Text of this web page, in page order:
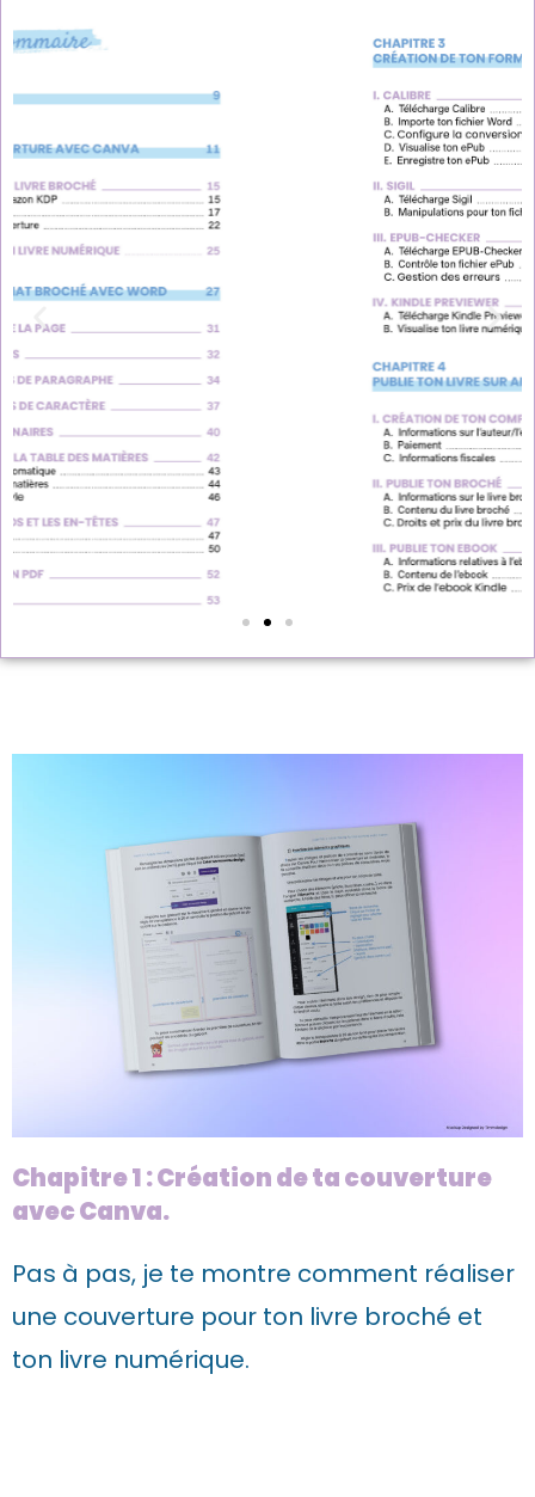
Chapitre 1 : Création de ta couverture
avec Canva.
Pas à pas, je te montre comment réaliser
une couverture pour ton livre broché et
ton livre numérique.